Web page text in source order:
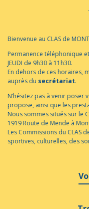
Bienvenue au CLAS de
Permanence téléphonique
JEUDI de 9h30 à 11h30.
En dehors de ces horaires,
auprès du secrétariat.
N’hésitez pas à venir poser
propose, ainsi que les
Nous sommes situés sur le
1919 Route de Mende à
Les Commissions du CLAS
sportives, culturelles, des